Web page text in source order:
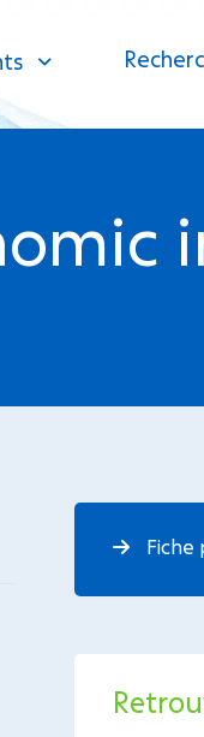
ok
Fiche